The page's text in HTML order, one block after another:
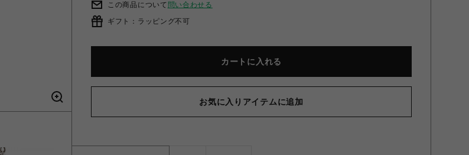
この商品について 問い合わせる
ギフト：ラッピング不可
カートに入れる
お気に入りアイテムに追加